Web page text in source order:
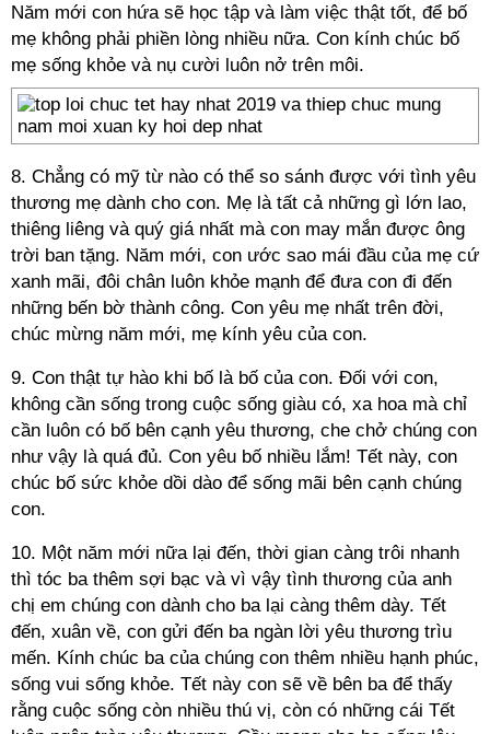
Năm mới con hứa sẽ học tập và làm việc thật tốt, để bố
mẹ không phải phiền lòng nhiều nữa. Con kính chúc bố
mẹ sống khỏe và nụ cười luôn nở trên môi.
8. Chẳng có mỹ từ nào có thể so sánh được với tình yêu
thương mẹ dành cho con. Mẹ là tất cả những gì lớn lao,
thiêng liêng và quý giá nhất mà con may mắn được ông
trời ban tặng. Năm mới, con ước sao mái đầu của mẹ cứ
xanh mãi, đôi chân luôn khỏe mạnh để đưa con đi đến
những bến bờ thành công. Con yêu mẹ nhất trên đời,
chúc mừng năm mới, mẹ kính yêu của con.
9. Con thật tự hào khi bố là bố của con. Đối với con,
không cần sống trong cuộc sống giàu có, xa hoa mà chỉ
cần luôn có bố bên cạnh yêu thương, che chở chúng con
như vậy là quá đủ. Con yêu bố nhiều lắm! Tết này, con
chúc bố sức khỏe dồi dào để sống mãi bên cạnh chúng
con.
10. Một năm mới nữa lại đến, thời gian càng trôi nhanh
thì tóc ba thêm sợi bạc và vì vậy tình thương của anh
chị em chúng con dành cho ba lại càng thêm dày. Tết
đến, xuân về, con gửi đến ba ngàn lời yêu thương trìu
mến. Kính chúc ba của chúng con thêm nhiều hạnh phúc,
sống vui sống khỏe. Tết này con sẽ về bên ba để thấy
rằng cuộc sống còn nhiều thú vị, còn có những cái Tết